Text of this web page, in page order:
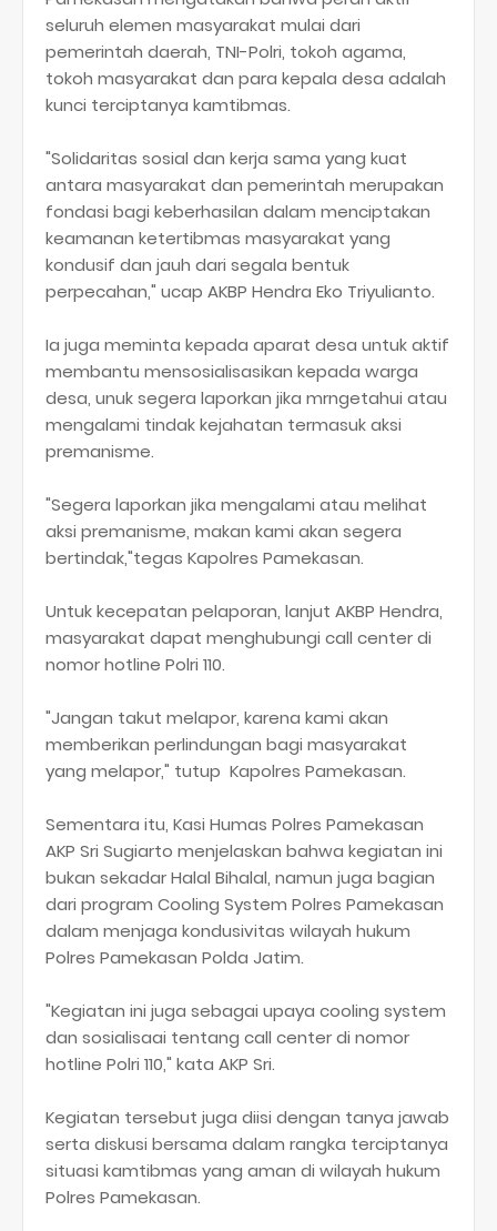
seluruh elemen masyarakat mulai dari
pemerintah daerah, TNI-Polri, tokoh agama,
tokoh masyarakat dan para kepala desa adalah
kunci terciptanya kamtibmas.
"Solidaritas sosial dan kerja sama yang kuat
antara masyarakat dan pemerintah merupakan
fondasi bagi keberhasilan dalam menciptakan
keamanan ketertibmas masyarakat yang
kondusif dan jauh dari segala bentuk
perpecahan," ucap AKBP Hendra Eko Triyulianto.
Ia juga meminta kepada aparat desa untuk aktif
membantu mensosialisasikan kepada warga
desa, unuk segera laporkan jika mrngetahui atau
mengalami tindak kejahatan termasuk aksi
premanisme.
"Segera laporkan jika mengalami atau melihat
aksi premanisme, makan kami akan segera
bertindak,"tegas Kapolres Pamekasan.
Untuk kecepatan pelaporan, lanjut AKBP Hendra,
masyarakat dapat menghubungi call center di
nomor hotline Polri 110.
"Jangan takut melapor, karena kami akan
memberikan perlindungan bagi masyarakat
yang melapor," tutup Kapolres Pamekasan.
Sementara itu, Kasi Humas Polres Pamekasan
AKP Sri Sugiarto menjelaskan bahwa kegiatan ini
bukan sekadar Halal Bihalal, namun juga bagian
dari program Cooling System Polres Pamekasan
dalam menjaga kondusivitas wilayah hukum
Polres Pamekasan Polda Jatim.
"Kegiatan ini juga sebagai upaya cooling system
dan sosialisaai tentang call center di nomor
hotline Polri 110," kata AKP Sri.
Kegiatan tersebut juga diisi dengan tanya jawab
serta diskusi bersama dalam rangka terciptanya
situasi kamtibmas yang aman di wilayah hukum
Polres Pamekasan.